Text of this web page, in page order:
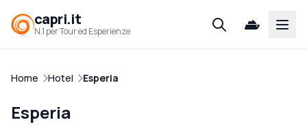
capri.it
N.1 per Tour ed Esperienze
Home Hotel Esperia
Esperia